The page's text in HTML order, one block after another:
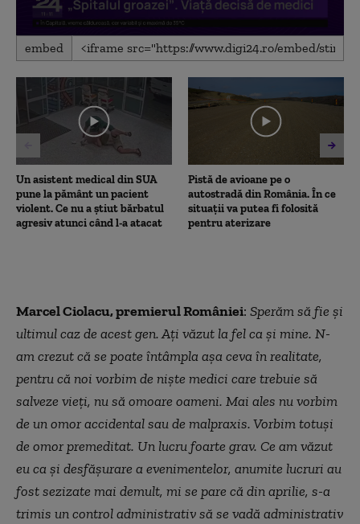
0
seconds
6
minutes,
seconds
embed
Un asistent medical din SUA
pune la pământ un pacient
violent. Ce nu a știut bărbatul
agresiv atunci când l-a atacat
Pistă de avioane pe o
autostradă din România. În ce
situații va putea fi folosită
pentru aterizare
Marcel Ciolacu, premierul României: Sperăm să fie şi
ultimul caz de acest gen. Aţi văzut la fel ca şi mine. N-
am crezut că se poate întâmpla aşa ceva în realitate,
pentru că noi vorbim de nişte medici care trebuie să
salveze vieţi, nu să omoare oameni. Mai ales nu vorbim
de un omor accidental sau de malpraxis. Vorbim totuşi
de omor premeditat. Un lucru foarte grav. Ce am văzut
eu ca şi desfăşurare a evenimentelor, anumite lucruri au
fost sezizate mai demult, mi se pare că din aprilie, s-a
trimis un control administrativ să se vadă administrativ